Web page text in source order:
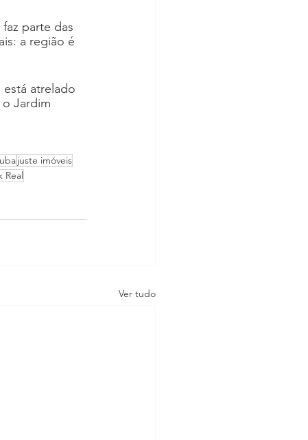
parte das
a região é
atrelado
Jardim
juste imóveis
Real
Ver tudo